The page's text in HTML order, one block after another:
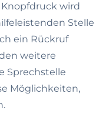
wird
Stelle
ein Rückruf
weitere
Sprechstelle
Möglichkeiten,